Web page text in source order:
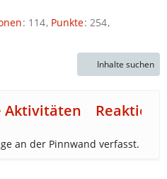
114 Punkte 254
Inhalte suchen
Aktivitäten
an der Pinnwand verfasst.